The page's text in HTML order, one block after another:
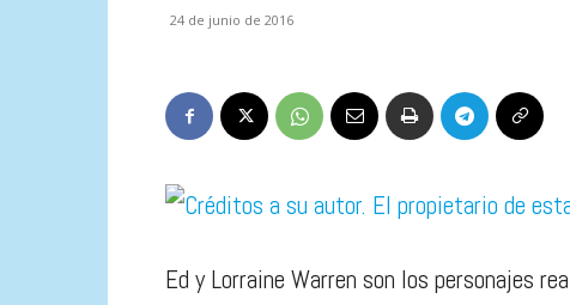
24 de junio de 2016
Ed y Lorraine Warren son los personajes